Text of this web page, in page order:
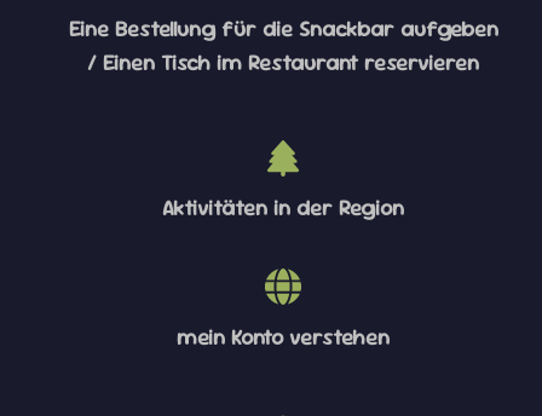
Eine Bestellung für die Snackbar aufgeben
/ Einen Tisch im Restaurant reservieren
Aktivitäten in der Region
mein Konto verstehen